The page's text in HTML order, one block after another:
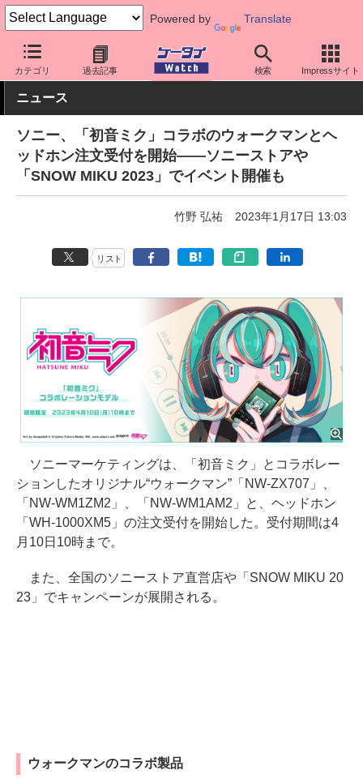
Powered by Translate
カテゴリ 過去記事 検索 Impressサイト
ケータイ Watch 周辺機器/アクセサリー オーディオ
ニュース
ソニー、「初音ミク」コラボのウォークマンとヘ
ッドホン注文受付を開始――ソニーストアや
「SNOW MIKU 2023」でイベント開催も
竹野 弘祐 2023年1月17日 13:03
リスト
ソニーマーケティングは、「初音ミク」とコラボレー
ションしたオリジナル“ウォークマン”「NW-ZX707」、
「NW-WM1ZM2」、「NW-WM1AM2」と、ヘッドホン
「WH-1000XM5」の注文受付を開始した。受付期間は4
月10日10時まで。
また、全国のソニーストア直営店や「SNOW MIKU 20
23」でキャンペーンが展開される。
ウォークマンのコラボ製品